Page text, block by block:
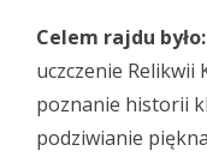
Celem rajdu było:
uczczenie Relikwii
poznanie historii
podziwianie